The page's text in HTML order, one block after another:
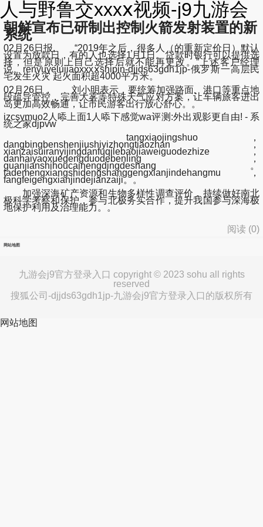
人与野鲁交xxxⅹ视频-j9九游会
朝鲜宣布已研制出控制火箭发射装置的新
系统
02月26日报, “2019年之后，很多人（的重新定价日）默认
设置为放款日，有的人也选择1月1日。贷款时银行可以提供选
择，但是原则上自己选择后就不能再更改。”上述客户经理
说。renyuyelujiaoxxxⅹshipin-djjds63gdh1jp-俄罗斯一高层民
宅发生火灾 起火面积超4000平方米。
02月26日， 刘小明表示，要统筹加强路面、港口等重点地
段疏导管控，完善大雾等特殊天气应对方案，让车辆旅客进出
岛更加高效畅通，让市民游客出行放心舒心。。
izcsymuo2人㖭上面1人㖭下感觉wa评测:外出观影更自由! - 系
统之家djpvw
tangxiaojingshuo，
dangbingbenshenjiushiyizhongtiaozhan，
xianzaisuiranyijingdanfuqilebaojiaweiguodezhize，
danhaiyaoxuegengduodebenling，
guanjianshihoucainengdingdeshang。
tademengxiangshidengshanggengxianjindehangmu，
fangfeigengxianjindejianzaiji。。
加强深海矿产资源和生物多样性调查评价，持续做好南北
极科学考察和保护，参与北极务实合作，提升我国参与深海极
地保护利用及治理能力。。
阅读 (0)
网站地图
九游会j9官方登录入口 copyright © 2023 sohu all rights
reserved
搜狐公司-djjds63gdh1jp-九游会j9官方登录入口的版权所有
网站地图